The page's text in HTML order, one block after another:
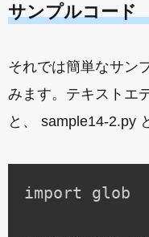
サンプルコード
それでは簡単なサン
みます。テキストエ
と、 sample14-2.py
import glob